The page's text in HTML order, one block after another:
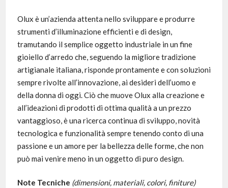
Olux è un’azienda attenta nello sviluppare e produrre
strumenti d’illuminazione efficienti e di design,
tramutando il semplice oggetto industriale in un fine
gioiello d’arredo che, seguendo la migliore tradizione
artigianale italiana, risponde prontamente e con soluzioni
sempre rivolte all’innovazione, ai desideri dell’uomo e
della donna di oggi. Ciò che muove Olux alla creazione e
all’ideazioni di prodotti di ottima qualità a un prezzo
vantaggioso, è una ricerca continua di sviluppo, novità
tecnologica e funzionalità sempre tenendo conto di una
passione e un amore per la bellezza delle forme, che non
può mai venire meno in un oggetto di puro design.
Note Tecniche (dimensioni, materiali, colori, finiture)